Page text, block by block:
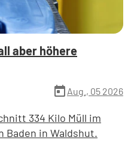
aber höhere
today Aug., 05 2026
334 Kilo Müll im
Baden in Waldshut.